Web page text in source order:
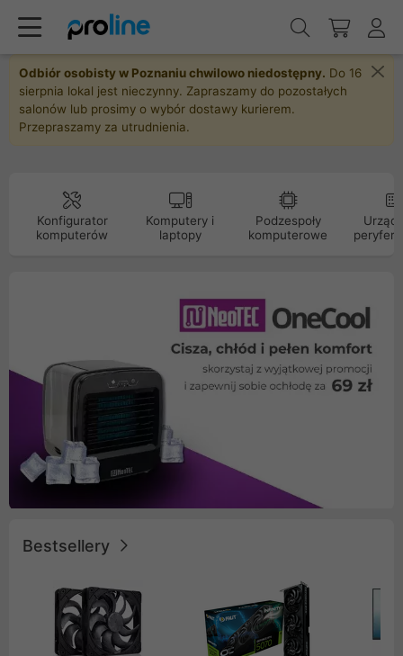
Odbiór osobisty w Poznaniu chwilowo niedostępny. Do 16
sierpnia lokal jest nieczynny. Zapraszamy do pozostałych
salonów lub prosimy o wybór dostawy kurierem.
Przepraszamy za utrudnienia.
Konfigurator
komputerów
Komputery i
laptopy
Podzespoły
komputerowe
Bestsellery